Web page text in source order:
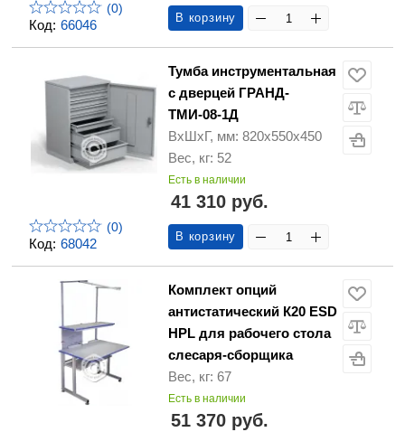
Код: 66046
(0)
В корзину
Код: 68042
(0)
Тумба инструментальная
с дверцей ГРАНД-
ТМИ-08-1Д
ВхШхГ, мм: 820х550х450
Вес, кг: 52
Есть в наличии
41 310 руб.
В корзину
Комплект опций
антистатический К20 ESD
HPL для рабочего стола
слесаря-сборщика
Вес, кг: 67
Есть в наличии
51 370 руб.